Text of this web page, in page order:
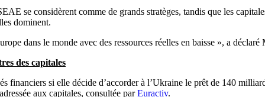
se considèrent comme de grands stratèges, tandis que les
dominent.
dans le monde avec des ressources réelles en baisse », a
des capitales
financiers si elle décide d’accorder à l’Ukraine le prêt de 140
aux capitales, consultée parEuractiv.